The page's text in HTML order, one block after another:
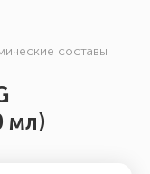
составы
мл)